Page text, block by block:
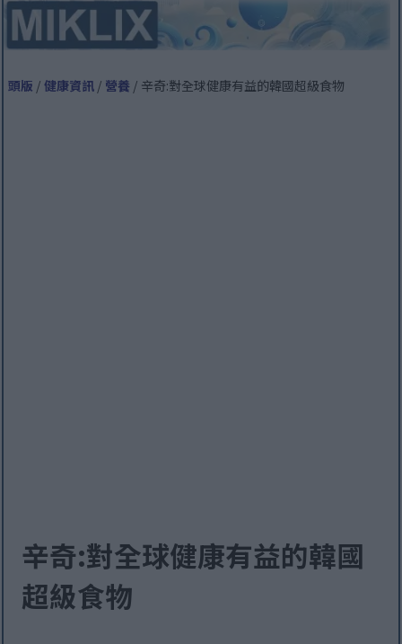
頭版 /健康資訊 / 營養 / 辛奇:對全球健康有益的韓國超級食物
辛奇:對全球健康有益的韓國
超級食物